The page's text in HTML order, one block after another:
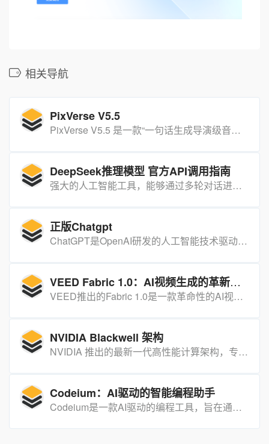
相关导航
PixVerse V5.5
PixVerse V5.5 是一款“一句话生成导演级音画同步高清视频”的 AI 视频创作平台。
DeepSeek推理模型 官方API调用指南
强大的人工智能工具，能够通过多轮对话进行复杂的推理和问题解答，广泛应用于各种需要智能交互的场景。
正版Chatgpt
ChatGPT是OpenAI研发的人工智能技术驱动的自然语言处理工具，它能够基于在预训练阶段所见的模式和统计规律，来生成回答，还能根据聊天的上下文进行互动，真正像人类一样来聊天交流，甚至能完成撰写邮件、视频脚本、文案、翻译、代码，写论文等任务。
VEED Fabric 1.0：AI视频生成的革新利器
VEED推出的Fabric 1.0是一款革命性的AI视频生成工具，它凭借强大的AI技术，为用户提供从文本到视频的高效创作体验，极大地简化了视频制作流程。
NVIDIA Blackwell 架构
NVIDIA 推出的最新一代高性能计算架构，专为加速人工智能和高性能计算而设计。
Codeium：AI驱动的智能编程助手
Codeium是一款AI驱动的编程工具，旨在通过智能化的代码补全、聊天功能和多语言支持，帮助开发者提高编程效率。